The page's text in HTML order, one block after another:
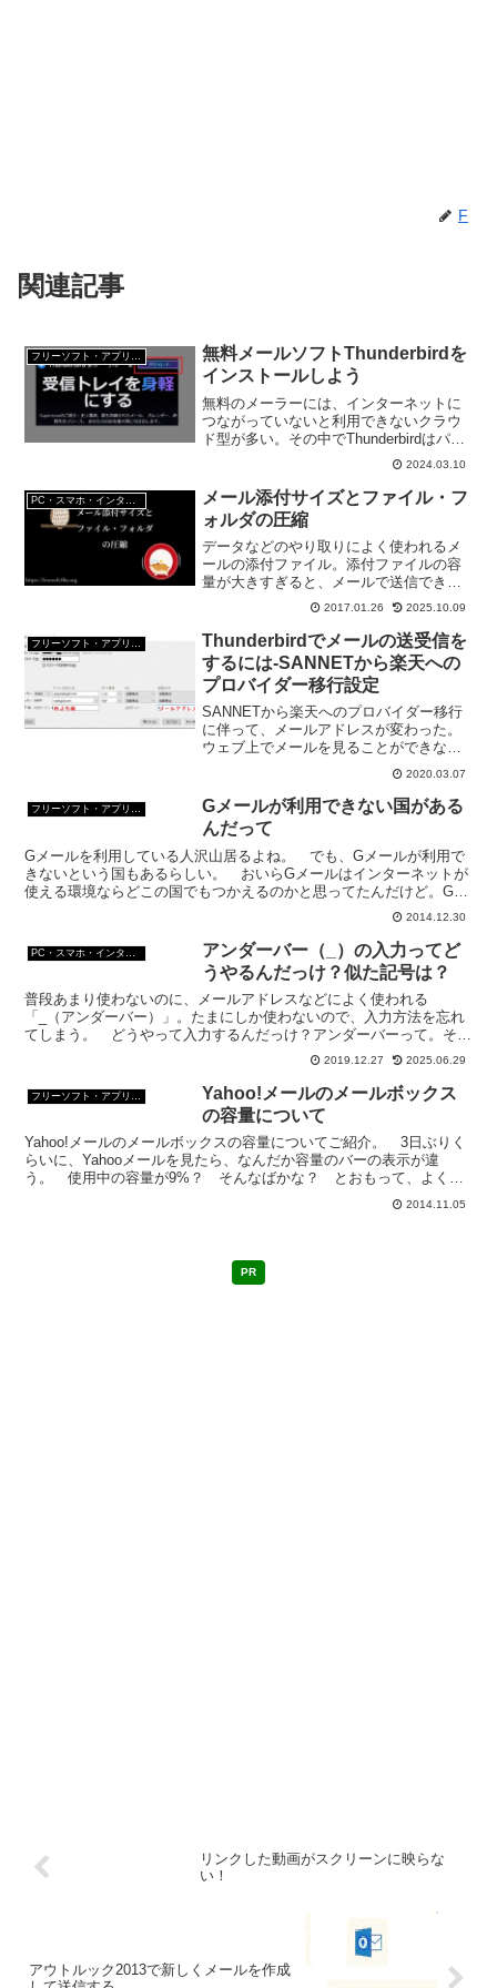
F
関連記事
フリーソフト・アプリ・Webサービス
無料メールソフトThunderbirdを
インストールしよう
無料のメーラーには、インターネットに
つながっていないと利用できないクラウ
ド型が多い。その中でThunderbirdはパソ
コンにインストールして利用できる無料
ソフト。他のメーラーのメールも一括し
て受け取ることができる。
2024.03.10
メール添付サイズとファイル・フ
ォルダの圧縮
データなどのやり取りによく使われるメ
ールの添付ファイル。添付ファイルの容
量が大きすぎると、メールで送信できな
いこともある。大容量のファイルは圧縮
して添付しよう。今日の話は、「メール
に適した添付サイズは？」「圧縮・解凍
の方法」の2つ。
2017.01.26 2025.10.09
フリーソフト・アプリ・Webサービス
Thunderbirdでメールの送受信を
するには-SANNETから楽天への
プロバイダー移行設定
SANNETから楽天へのプロバイダー移行
に伴って、メールアドレスが変わった。
ウェブ上でメールを見ることができない
ので、無料メールソフトThunderbirdで楽
天ブロードバンドのメールアドレス宛に
来たメールを受信できるよう設定してみ
よう。
2020.03.07
フリーソフト・アプリ・Webサービス
Gメールが利用できない国がある
んだって
Gメールを利用している人沢山居るよね。 でも、Gメールが利用で
きないという国もあるらしい。 おいらGメールはインターネットが
使える環境ならどこの国でもつかえるのかと思ってたんだけど。Gメ
ールが利用できない国 キューバ、イラン、北朝鮮、スーダ...2014.12.30
アンダーバー（_）の入力ってど
うやるんだっけ？似た記号は？
普段あまり使わないのに、メールアドレスなどによく使われる
「_（アンダーバー）」。たまにしか使わないので、入力方法を忘れ
てしまう。 どうやって入力するんだっけ？アンダーバーって。それ
2019.12.27 2025.06.29
フリーソフト・アプリ・Webサービス
Yahoo!メールのメールボックス
の容量について
Yahoo!メールのメールボックスの容量についてご紹介。 3日ぶりく
らいに、Yahooメールを見たら、なんだか容量のバーの表示が違
う。 使用中の容量が9%？ そんなばかな？ とおもって、よく見
2014.11.05
PR
リンクした動画がスクリーンに映らな
い！
アウトルック2013で新しくメールを作成